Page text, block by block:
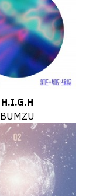
H.I.G.H
BUMZU